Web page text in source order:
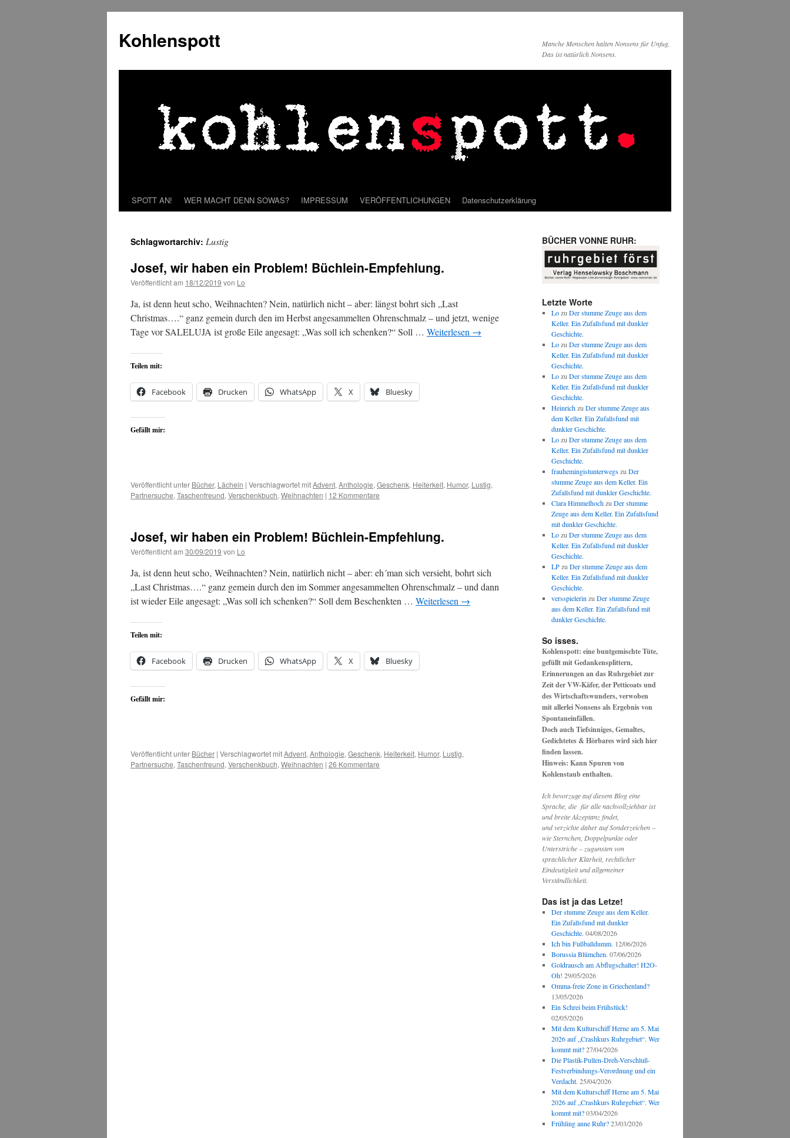
springen
Kohlenspott
Manche Menschen halten Nonsens für Unfug.
Das ist natürlich Nonsens.
SPOTT AN! WER MACHT DENN SOWAS? IMPRESSUM VERÖFFENTLICHUNGEN Datenschutzerklärung
Schlagwortarchiv: Lustig
Josef, wir haben ein Problem! Büchlein-Empfehlung.
Veröffentlicht am 18/12/2019 von Lo
Ja, ist denn heut scho‚ Weihnachten? Nein, natürlich nicht – aber: längst bohrt sich „Last
Christmas….“ ganz gemein durch den im Herbst angesammelten Ohrenschmalz – und jetzt, wenige
Tage vor SALELUJA ist große Eile angesagt: „Was soll ich schenken?“ Soll … Weiterlesen →
Teilen mit:
Facebook Drucken WhatsApp X Bluesky
Gefällt mir:
Veröffentlicht unter Bücher, Lächeln | Verschlagwortet mitAdvent, Anthologie, Geschenk, Heiterkeit, Humor, Lustig,
Partnersuche, Taschenfreund, Verschenkbuch, Weihnachten | 12 Kommentare
Josef, wir haben ein Problem! Büchlein-Empfehlung.
Veröffentlicht am 30/09/2019 von Lo
Ja, ist denn heut scho‚ Weihnachten? Nein, natürlich nicht – aber: eh´man sich versieht, bohrt sich
„Last Christmas….“ ganz gemein durch den im Sommer angesammelten Ohrenschmalz – und dann
ist wieder Eile angesagt: „Was soll ich schenken?“ Soll dem Beschenkten … Weiterlesen →
Teilen mit:
Facebook Drucken WhatsApp X Bluesky
Gefällt mir:
Veröffentlicht unter Bücher | Verschlagwortet mitAdvent, Anthologie, Geschenk, Heiterkeit, Humor, Lustig,
Partnersuche, Taschenfreund, Verschenkbuch, Weihnachten | 26 Kommentare
BÜCHER VONNE RUHR:
Letzte Worte
LozuDer stumme Zeuge aus dem
Keller. Ein Zufallsfund mit dunkler
Geschichte.
LozuDer stumme Zeuge aus dem
Keller. Ein Zufallsfund mit dunkler
Geschichte.
LozuDer stumme Zeuge aus dem
Keller. Ein Zufallsfund mit dunkler
Geschichte.
HeinrichzuDer stumme Zeuge aus
dem Keller. Ein Zufallsfund mit
dunkler Geschichte.
LozuDer stumme Zeuge aus dem
Keller. Ein Zufallsfund mit dunkler
Geschichte.
frauhemingistunterwegszuDer
stumme Zeuge aus dem Keller. Ein
Zufallsfund mit dunkler Geschichte.
Clara HimmelhochzuDer stumme
Zeuge aus dem Keller. Ein Zufallsfund
mit dunkler Geschichte.
LozuDer stumme Zeuge aus dem
Keller. Ein Zufallsfund mit dunkler
Geschichte.
LPzuDer stumme Zeuge aus dem
Keller. Ein Zufallsfund mit dunkler
Geschichte.
versspielerinzuDer stumme Zeuge
aus dem Keller. Ein Zufallsfund mit
dunkler Geschichte.
So isses.
Kohlenspott: eine buntgemischte Tüte,
gefüllt mit Gedankensplittern,
Erinnerungen an das Ruhrgebiet zur
Zeit der VW-Käfer, der Petticoats und
des Wirtschaftswunders, verwoben
mit allerlei Nonsens als Ergebnis von
Spontaneinfällen.
Doch auch Tiefsinniges, Gemaltes,
Gedichtetes & Hörbares wird sich hier
finden lassen.
Hinweis: Kann Spuren von
Kohlenstaub enthalten.
Ich bevorzuge auf diesem Blog eine
Sprache, die für alle nachvollziehbar ist
und breite Akzeptanz findet,
und verzichte daher auf Sonderzeichen –
wie Sternchen, Doppelpunkte oder
Unterstriche – zugunsten von
sprachlicher Klarheit, rechtlicher
Eindeutigkeit und allgemeiner
Verständlichkeit.
Das ist ja das Letze!
Der stumme Zeuge aus dem Keller.
Ein Zufallsfund mit dunkler
Geschichte. 04/08/2026
Ich bin Fußballdumm. 12/06/2026
Borussia Blümchen. 07/06/2026
Goldrausch am Abflugschalter! H2O-
Oh! 29/05/2026
Omma-freie Zone in Griechenland?
13/05/2026
Ein Schrei beim Frühstück!
02/05/2026
Mit dem Kulturschiff Herne am 5. Mai
2026 auf „Crashkurs Ruhrgebiet“. Wer
kommt mit? 27/04/2026
Die Plastik-Pullen-Dreh-Verschluß-
Festverbindungs-Verordnung und ein
Verdacht. 25/04/2026
Mit dem Kulturschiff Herne am 5. Mai
2026 auf „Crashkurs Ruhrgebiet“. Wer
kommt mit? 03/04/2026
Frühling anne Ruhr? 23/03/2026